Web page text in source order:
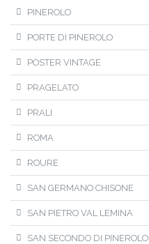
PINEROLO
PORTE DI PINEROLO
POSTER VINTAGE
PRAGELATO
PRALI
ROMA
ROURE
SAN GERMANO CHISONE
SAN PIETRO VAL LEMINA
SAN SECONDO DI PINEROLO